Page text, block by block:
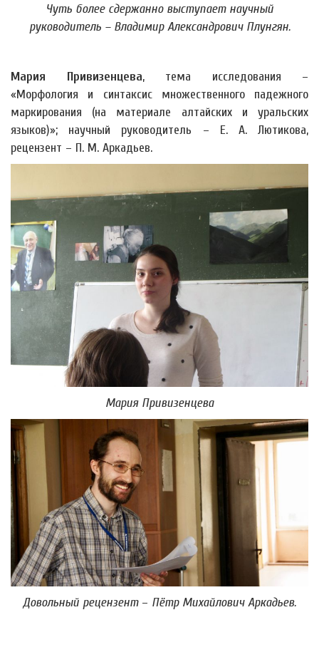
Чуть более сдержанно выступает научный
руководитель – Владимир Александрович Плунгян.
Мария Привизенцева, тема исследования –
«Морфология и синтаксис множественного падежного
маркирования (на материале алтайских и уральских
языков)»; научный руководитель – Е. А. Лютикова,
рецензент – П. М. Аркадьев.
Мария Привизенцева
Довольный рецензент – Пётр Михайлович Аркадьев.